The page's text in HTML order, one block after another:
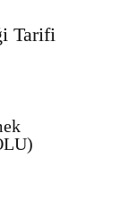
Tarifi